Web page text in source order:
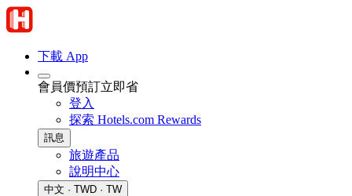
下載 App
會員價預訂立即省
登入
探索 Hotels.com Rewards
訊息
旅遊產品
說明中心
中文 · TWD · TW